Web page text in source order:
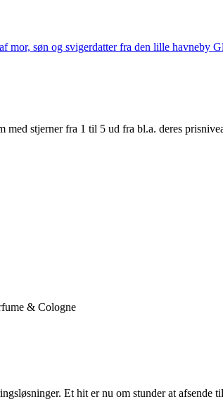
mor, søn og svigerdatter fra den lille havneby
stjerner fra 1 til 5 ud fra bl.a. deres
& Cologne
Et hit er nu om stunder at